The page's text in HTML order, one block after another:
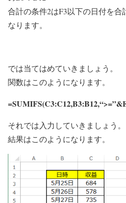
合計の条件2はF3以下の日付を合
なります。
では当てはめていきましょう。
関数はこのようになります。
=SUMIFS(C3:C12,B3:B12,
それでは入力していきましょう。
結果はこのようになります。